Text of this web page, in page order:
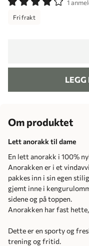
1
Fri frakt
Om produktet
Lett anorakk til dame
En lett anorakk i 100%
Anorakken er i et
pakkes inn i sin egen
gjemt inne i
sidene og på toppen.
Anorakken har fast
Dette er en sporty og
trening og fritid.